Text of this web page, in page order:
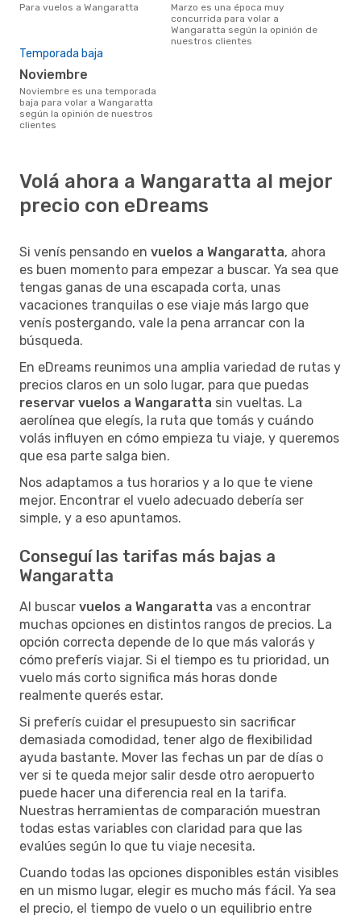
Para vuelos a Wangaratta
marzo es una época muy
concurrida para volar a
Wangaratta según la opinión de
nuestros clientes
Temporada baja
noviembre
noviembre es una temporada
baja para volar a Wangaratta
según la opinión de nuestros
clientes
Volá ahora a Wangaratta al mejor
precio con eDreams
Si venís pensando en vuelos a Wangaratta, ahora
es buen momento para empezar a buscar. Ya sea que
tengas ganas de una escapada corta, unas
vacaciones tranquilas o ese viaje más largo que
venís postergando, vale la pena arrancar con la
búsqueda.
En eDreams reunimos una amplia variedad de rutas y
precios claros en un solo lugar, para que puedas
reservar vuelos a Wangaratta sin vueltas. La
aerolínea que elegís, la ruta que tomás y cuándo
volás influyen en cómo empieza tu viaje, y queremos
que esa parte salga bien.
Nos adaptamos a tus horarios y a lo que te viene
mejor. Encontrar el vuelo adecuado debería ser
simple, y a eso apuntamos.
Conseguí las tarifas más bajas a
Wangaratta
Al buscar vuelos a Wangaratta vas a encontrar
muchas opciones en distintos rangos de precios. La
opción correcta depende de lo que más valorás y
cómo preferís viajar. Si el tiempo es tu prioridad, un
vuelo más corto significa más horas donde
realmente querés estar.
Si preferís cuidar el presupuesto sin sacrificar
demasiada comodidad, tener algo de flexibilidad
ayuda bastante. Mover las fechas un par de días o
ver si te queda mejor salir desde otro aeropuerto
puede hacer una diferencia real en la tarifa.
Nuestras herramientas de comparación muestran
todas estas variables con claridad para que las
evalúes según lo que tu viaje necesita.
Cuando todas las opciones disponibles están visibles
en un mismo lugar, elegir es mucho más fácil. Ya sea
el precio, el tiempo de vuelo o un equilibrio entre